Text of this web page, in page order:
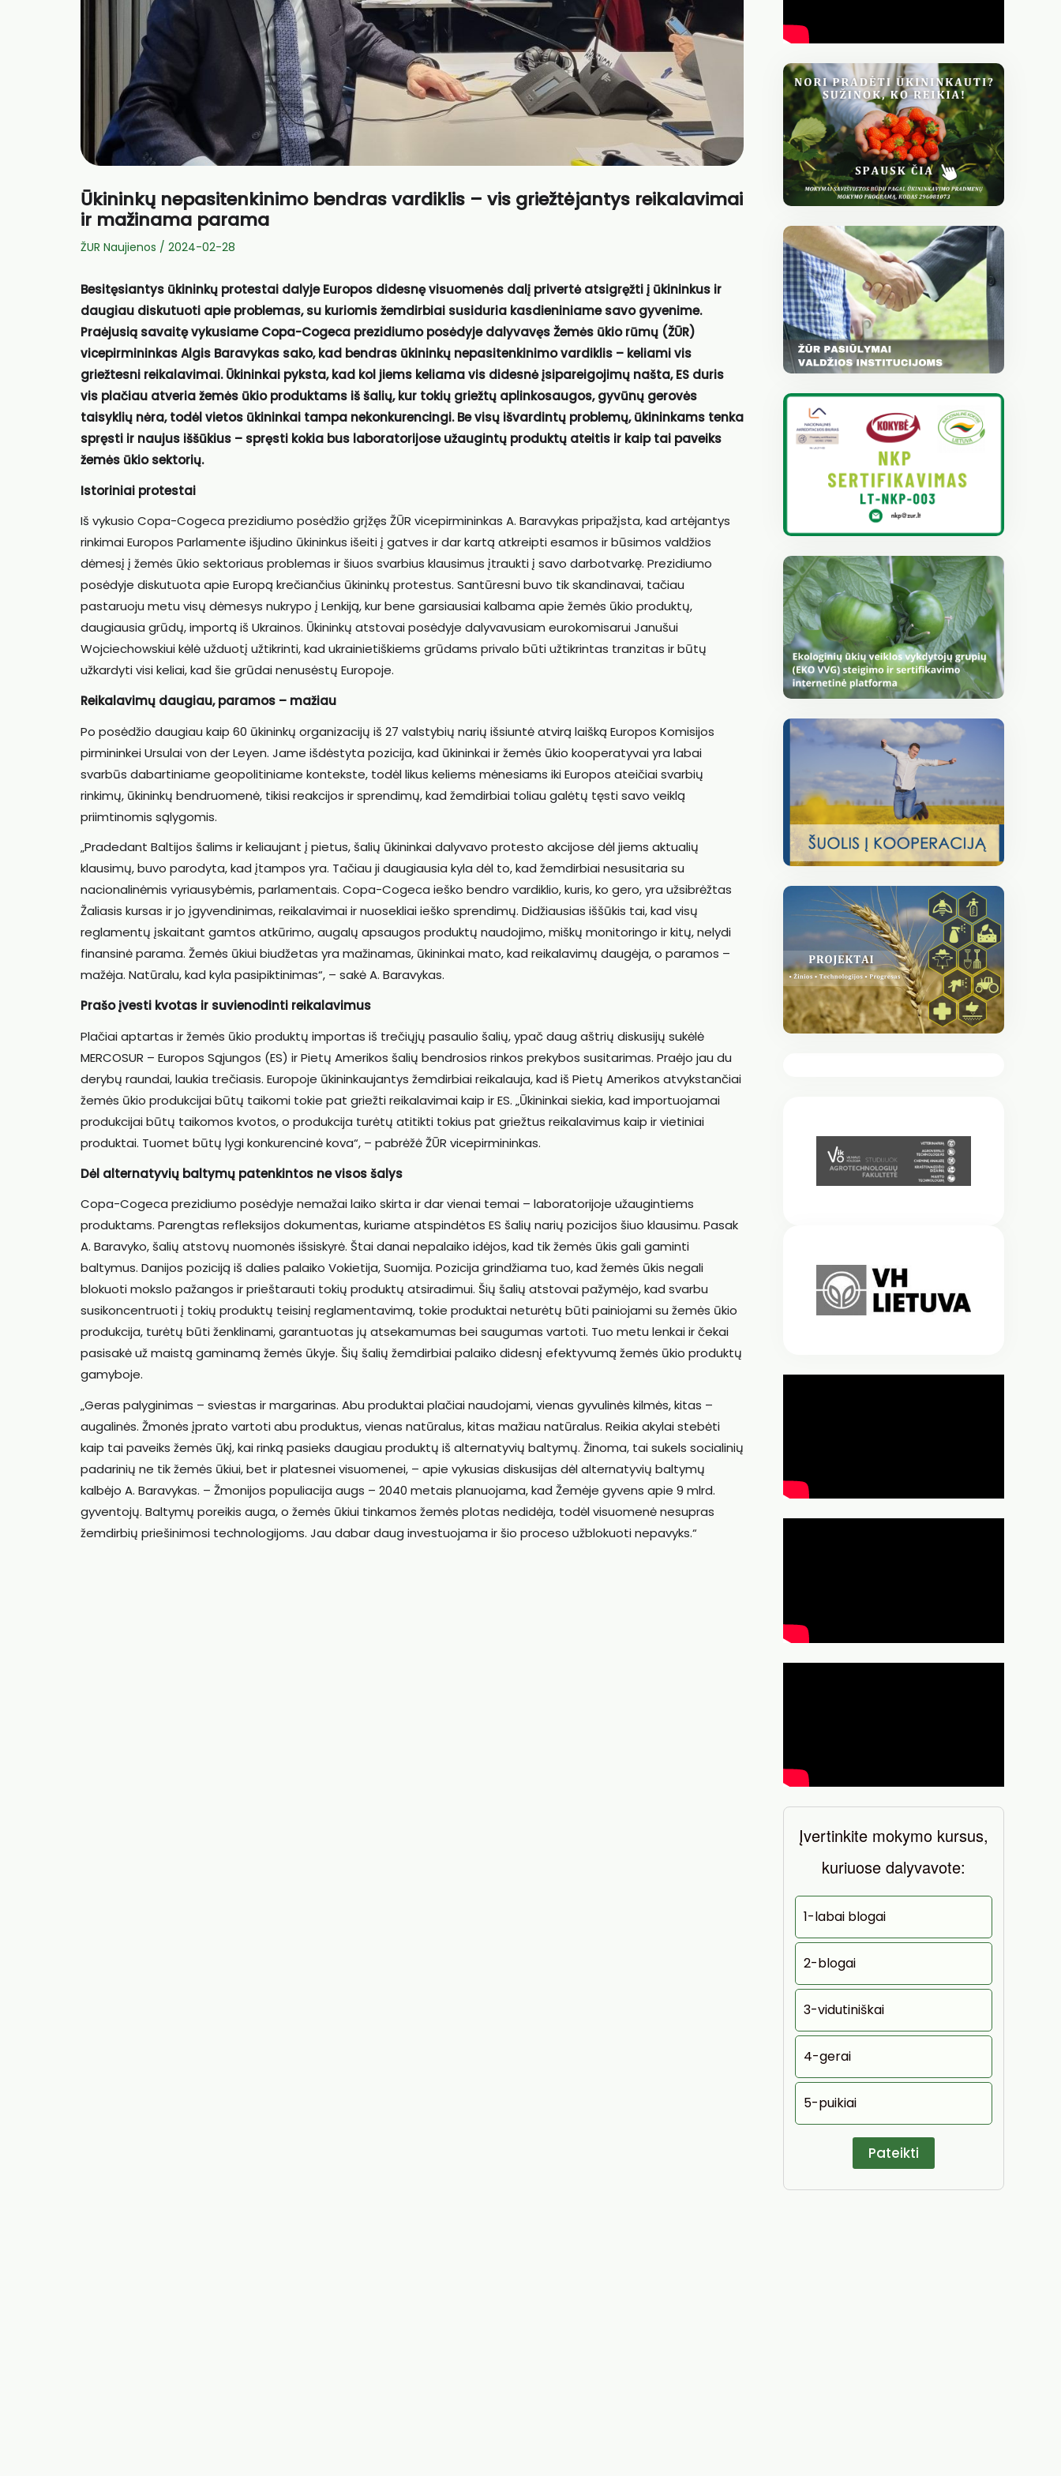
Ūkininkų nepasitenkinimo bendras vardiklis – vis griežtėjantys reikalavimai
ir mažinama parama
ŽUR Naujienos / 2024-02-28
Besitęsiantys ūkininkų protestai dalyje Europos didesnę visuomenės dalį privertė atsigręžti į ūkininkus ir
daugiau diskutuoti apie problemas, su kuriomis žemdirbiai susiduria kasdieniniame savo gyvenime.
Praėjusią savaitę vykusiame Copa-Cogeca prezidiumo posėdyje dalyvavęs Žemės ūkio rūmų (ŽŪR)
vicepirmininkas Algis Baravykas sako, kad bendras ūkininkų nepasitenkinimo vardiklis – keliami vis
griežtesni reikalavimai. Ūkininkai pyksta, kad kol jiems keliama vis didesnė įsipareigojimų našta, ES duris
vis plačiau atveria žemės ūkio produktams iš šalių, kur tokių griežtų aplinkosaugos, gyvūnų gerovės
taisyklių nėra, todėl vietos ūkininkai tampa nekonkurencingi. Be visų išvardintų problemų, ūkininkams tenka
spręsti ir naujus iššūkius – spręsti kokia bus laboratorijose užaugintų produktų ateitis ir kaip tai paveiks
žemės ūkio sektorių.
Istoriniai protestai
Iš vykusio Copa-Cogeca prezidiumo posėdžio grįžęs ŽŪR vicepirmininkas A. Baravykas pripažįsta, kad artėjantys
rinkimai Europos Parlamente išjudino ūkininkus išeiti į gatves ir dar kartą atkreipti esamos ir būsimos valdžios
dėmesį į žemės ūkio sektoriaus problemas ir šiuos svarbius klausimus įtraukti į savo darbotvarkę. Prezidiumo
posėdyje diskutuota apie Europą krečiančius ūkininkų protestus. Santūresni buvo tik skandinavai, tačiau
pastaruoju metu visų dėmesys nukrypo į Lenkiją, kur bene garsiausiai kalbama apie žemės ūkio produktų,
daugiausia grūdų, importą iš Ukrainos. Ūkininkų atstovai posėdyje dalyvavusiam eurokomisarui Janušui
Wojciechowskiui kėlė užduotį užtikrinti, kad ukrainietiškiems grūdams privalo būti užtikrintas tranzitas ir būtų
užkardyti visi keliai, kad šie grūdai nenusėstų Europoje.
Reikalavimų daugiau, paramos – mažiau
Po posėdžio daugiau kaip 60 ūkininkų organizacijų iš 27 valstybių narių išsiuntė atvirą laišką Europos Komisijos
pirmininkei Ursulai von der Leyen. Jame išdėstyta pozicija, kad ūkininkai ir žemės ūkio kooperatyvai yra labai
svarbūs dabartiniame geopolitiniame kontekste, todėl likus keliems mėnesiams iki Europos ateičiai svarbių
rinkimų, ūkininkų bendruomenė, tikisi reakcijos ir sprendimų, kad žemdirbiai toliau galėtų tęsti savo veiklą
priimtinomis sąlygomis.
„Pradedant Baltijos šalims ir keliaujant į pietus, šalių ūkininkai dalyvavo protesto akcijose dėl jiems aktualių
klausimų, buvo parodyta, kad įtampos yra. Tačiau ji daugiausia kyla dėl to, kad žemdirbiai nesusitaria su
nacionalinėmis vyriausybėmis, parlamentais. Copa-Cogeca ieško bendro vardiklio, kuris, ko gero, yra užsibrėžtas
Žaliasis kursas ir jo įgyvendinimas, reikalavimai ir nuosekliai ieško sprendimų. Didžiausias iššūkis tai, kad visų
reglamentų įskaitant gamtos atkūrimo, augalų apsaugos produktų naudojimo, miškų monitoringo ir kitų, nelydi
finansinė parama. Žemės ūkiui biudžetas yra mažinamas, ūkininkai mato, kad reikalavimų daugėja, o paramos –
mažėja. Natūralu, kad kyla pasipiktinimas“, – sakė A. Baravykas.
Prašo įvesti kvotas ir suvienodinti reikalavimus
Plačiai aptartas ir žemės ūkio produktų importas iš trečiųjų pasaulio šalių, ypač daug aštrių diskusijų sukėlė
MERCOSUR – Europos Sąjungos (ES) ir Pietų Amerikos šalių bendrosios rinkos prekybos susitarimas. Praėjo jau du
derybų raundai, laukia trečiasis. Europoje ūkininkaujantys žemdirbiai reikalauja, kad iš Pietų Amerikos atvykstančiai
žemės ūkio produkcijai būtų taikomi tokie pat griežti reikalavimai kaip ir ES. „Ūkininkai siekia, kad importuojamai
produkcijai būtų taikomos kvotos, o produkcija turėtų atitikti tokius pat griežtus reikalavimus kaip ir vietiniai
produktai. Tuomet būtų lygi konkurencinė kova“, – pabrėžė ŽŪR vicepirmininkas.
Dėl alternatyvių baltymų patenkintos ne visos šalys
Copa-Cogeca prezidiumo posėdyje nemažai laiko skirta ir dar vienai temai – laboratorijoje užaugintiems
produktams. Parengtas refleksijos dokumentas, kuriame atspindėtos ES šalių narių pozicijos šiuo klausimu. Pasak
A. Baravyko, šalių atstovų nuomonės išsiskyrė. Štai danai nepalaiko idėjos, kad tik žemės ūkis gali gaminti
baltymus. Danijos poziciją iš dalies palaiko Vokietija, Suomija. Pozicija grindžiama tuo, kad žemės ūkis negali
blokuoti mokslo pažangos ir prieštarauti tokių produktų atsiradimui. Šių šalių atstovai pažymėjo, kad svarbu
susikoncentruoti į tokių produktų teisinį reglamentavimą, tokie produktai neturėtų būti painiojami su žemės ūkio
produkcija, turėtų būti ženklinami, garantuotas jų atsekamumas bei saugumas vartoti. Tuo metu lenkai ir čekai
pasisakė už maistą gaminamą žemės ūkyje. Šių šalių žemdirbiai palaiko didesnį efektyvumą žemės ūkio produktų
gamyboje.
„Geras palyginimas – sviestas ir margarinas. Abu produktai plačiai naudojami, vienas gyvulinės kilmės, kitas –
augalinės. Žmonės įprato vartoti abu produktus, vienas natūralus, kitas mažiau natūralus. Reikia akylai stebėti
kaip tai paveiks žemės ūkį, kai rinką pasieks daugiau produktų iš alternatyvių baltymų. Žinoma, tai sukels socialinių
padarinių ne tik žemės ūkiui, bet ir platesnei visuomenei, – apie vykusias diskusijas dėl alternatyvių baltymų
kalbėjo A. Baravykas. – Žmonijos populiacija augs – 2040 metais planuojama, kad Žemėje gyvens apie 9 mlrd.
gyventojų. Baltymų poreikis auga, o žemės ūkiui tinkamos žemės plotas nedidėja, todėl visuomenė nesupras
žemdirbių priešinimosi technologijoms. Jau dabar daug investuojama ir šio proceso užblokuoti nepavyks.“
Įvertinkite mokymo kursus,
kuriuose dalyvavote:
1-labai blogai
2-blogai
3-vidutiniškai
4-gerai
5-puikiai